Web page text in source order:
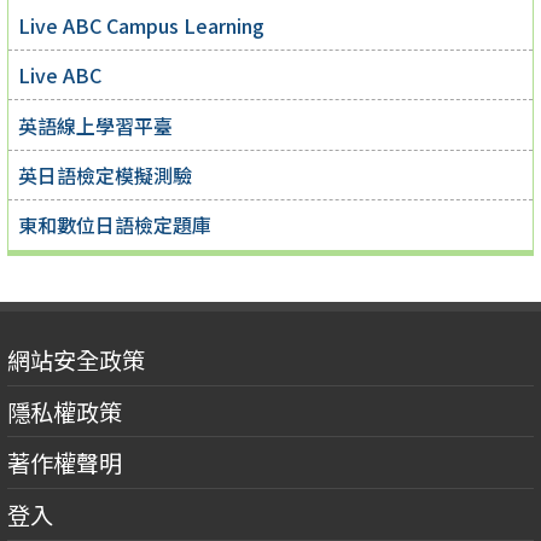
Live ABC Campus Learning
Live ABC
英語線上學習平臺
英日語檢定模擬測驗
東和數位日語檢定題庫
網站安全政策
隱私權政策
著作權聲明
登入